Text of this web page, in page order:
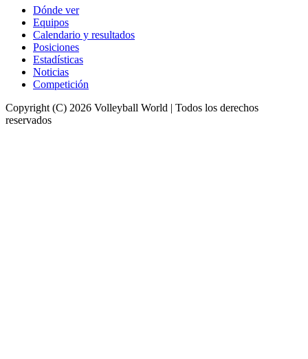
Dónde ver
Equipos
Calendario y resultados
Posiciones
Estadísticas
Noticias
Competición
Copyright (C) 2026 Volleyball World | Todos los derechos
reservados